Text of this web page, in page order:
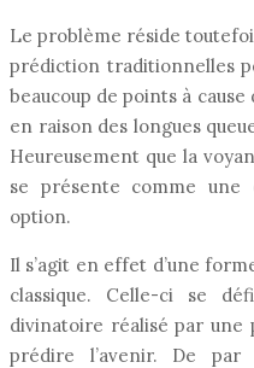
Le problème réside
prédiction traditionnelles
beaucoup de points à
en raison des longues
Heureusement que la
se présente comme
option.
Il s’agit en effet d’une
classique. Celle-ci se
divinatoire réalisé par une
prédire l’avenir. De par